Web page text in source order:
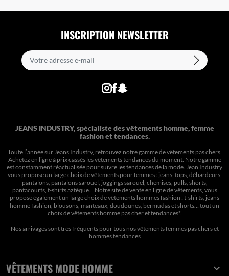
INSCRIPTION NEWSLETTER
JEANS INDUSTRY, spécialiste des vêtements homme, femme
fashion et tendances.
Toute l’année sur Jeans Industry, retrouvez notre gamme de vêtements pas chers.
Achetez en ligne à prix cassés les vêtements tendances du moment. Notre gamme
est constamment réactualisée pour suivre les tendances de la mode. Jean Industry
vous propose un large choix de vêtements pour femmes : jeans, tops, débardeurs,
pantalons, pantalons sarouel, joggings sarouel, chemises, pulls, shorts,
pantacourts, t-shirts aztèque... Notre site de vente en ligne de vêtements, vous
propose également un large choix de vêtements hommes fashion : t-shirts, jeans
homme fashion, blousons, manteaux, doudounes, bermudas et shorts… tout un
choix devêtements homme pas cher et tendances*.
Nos arrivages sont très fréquents pour tous nosvêtements femmes pas cherset
hommes tendances
VÊTEMENTS MODE HOMME 